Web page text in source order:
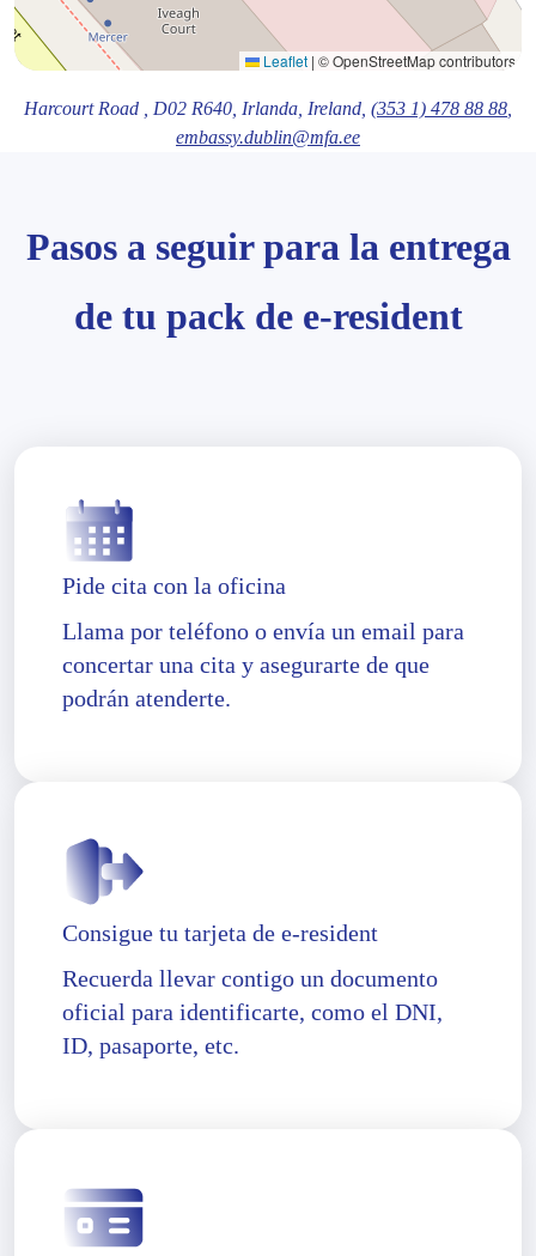
Leaflet | © OpenStreetMap contributors
Harcourt Road , D02 R640 , Irlanda , Ireland, (353 1) 478 88 88
embassy.dublin@mfa.ee
Pasos a seguir para la entrega
de tu pack de e-resident
Pide cita con la oficina
Llama por teléfono o envía un email para
concertar una cita y asegurarte de que
podrán atenderte.
Consigue tu tarjeta de e-resident
Recuerda llevar contigo un documento
oficial para identificarte, como el DNI,
ID, pasaporte, etc.